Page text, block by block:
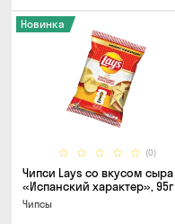
(0)
Новинка
Чипси Lays со вкусом сыра
«Испанский характер», 95г
Чипсы